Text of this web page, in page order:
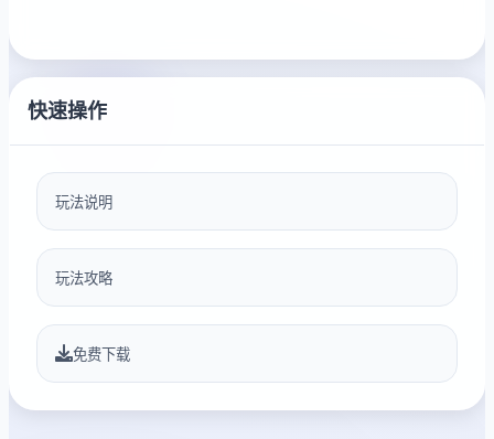
快速操作
玩法说明
玩法攻略
免费下载